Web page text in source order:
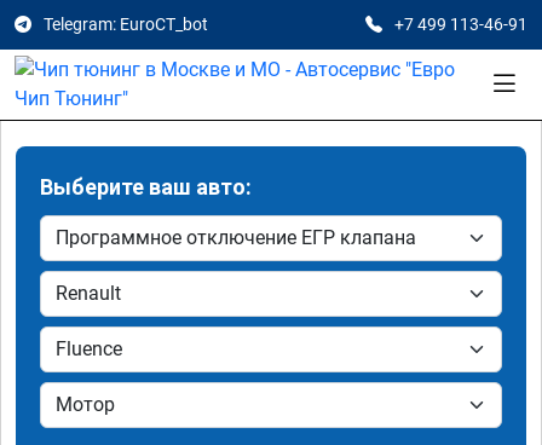
Telegram: EuroCT_bot +7 499 113-46-91
Выберите ваш авто: